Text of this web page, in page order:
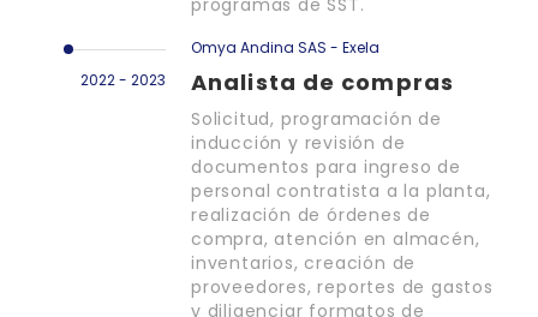
2022 - 2023
Omya Andina SAS - Exela
Analista de compras
Solicitud, programación de
inducción y revisión de
documentos para ingreso de
personal contratista a la planta,
realización de órdenes de
compra, atención en almacén,
inventarios, creación de
proveedores, reportes de gastos
y diligenciar formatos de